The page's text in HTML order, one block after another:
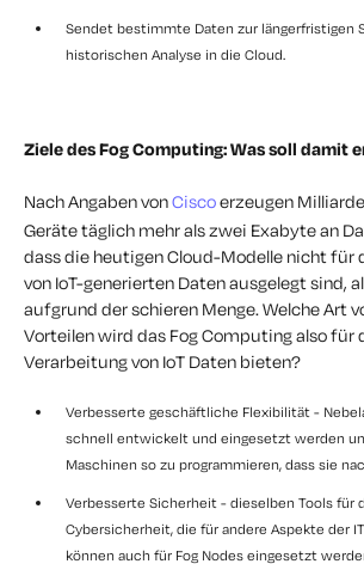
Sendet bestimmte Daten zur längerfristigen
historischen Analyse in die Cloud.
Ziele des Fog Computing: Was soll damit
Nach Angaben vonCiscoerzeugen
Geräte täglich mehr als zwei Exabyte an
dass die heutigen Cloud-Modelle nicht für
von IoT-generierten Daten ausgelegt sind,
aufgrund der schieren Menge. Welche Art
Vorteilen wird das Fog Computing also für
Verarbeitung von IoT Daten bieten?
Verbesserte geschäftliche Flexibilität -
schnell entwickelt und eingesetzt werden
Maschinen so zu programmieren, dass sie
Verbesserte Sicherheit - dieselben Tools für
Cybersicherheit, die für andere Aspekte der
können auch für Fog Nodes eingesetzt